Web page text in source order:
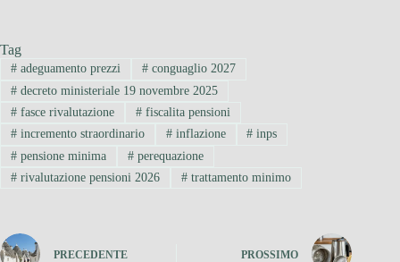
Tag
#adeguamento prezzi #conguaglio 2027
#decreto ministeriale 19 novembre 2025
#fasce rivalutazione #fiscalita pensioni
#incremento straordinario #inflazione # inps
#pensione minima #perequazione
#rivalutazione pensioni 2026 #trattamento minimo
PRECEDENTE PROSSIMO